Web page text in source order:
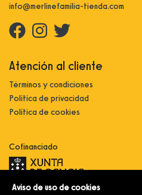
info@merlinefamilia-tienda.com
Atención al cliente
Términos y condiciones
Política de privacidad
Política de cookies
Cofinanciado
Innovación, dixitalización e
Aviso de uso de cookies